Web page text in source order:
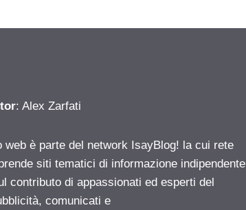
: Alex Zarfati
web è parte del network IsayBlog! la cui rete
siti tematici di informazione indipendente
contributo di appassionati ed esperti del
comunicati e